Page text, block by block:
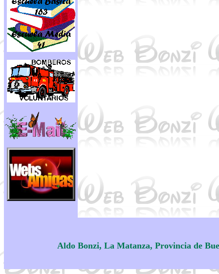
Aldo Bonzi, La Matanza, Provincia de